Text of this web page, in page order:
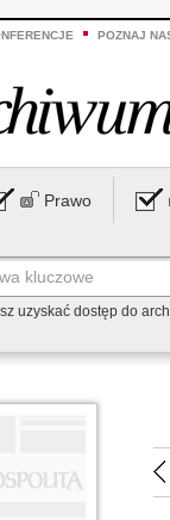
POZNAJ
Prawo
uzyskać dostęp do